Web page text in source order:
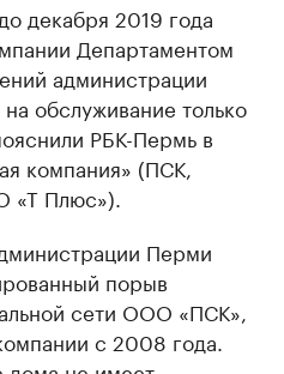
декабря 2019 года
Департаментом
администрации
обслуживание только
РБК-Пермь в
компания» (ПСК,
«Т Плюс»).
Перми
порыв
сети ООО «ПСК»,
с 2008 года.